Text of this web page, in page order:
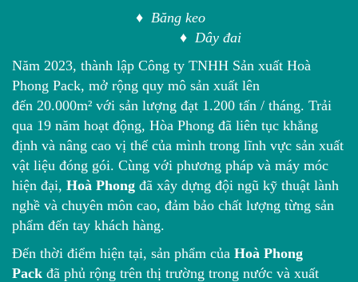
♦ Băng keo
♦ Dây đai
Năm 2023, thành lập Công ty TNHH Sản xuất Hoà
Phong Pack, mở rộng quy mô sản xuất lên
đến 20.000m² với sản lượng đạt 1.200 tấn / tháng. Trải
qua 19 năm hoạt động, Hòa Phong đã liên tục khẳng
định và nâng cao vị thế của mình trong lĩnh vực sản xuất
vật liệu đóng gói. Cùng với phương pháp và máy móc
hiện đại, Hoà Phong đã xây dựng đội ngũ kỹ thuật lành
nghề và chuyên môn cao, đảm bảo chất lượng từng sản
phẩm đến tay khách hàng.
Đến thời điểm hiện tại, sản phẩm của Hoà Phong
Pack đã phủ rộng trên thị trường trong nước và xuất